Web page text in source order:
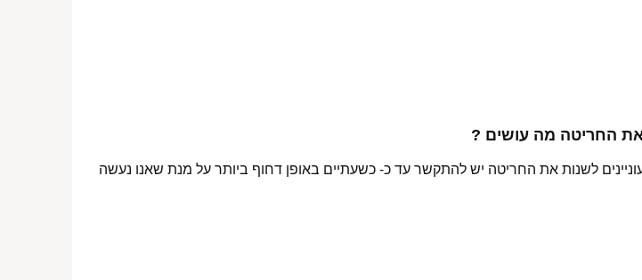
את החריטה מה עושים ?
לשנות את החריטה יש להתקשר עד כ- כשעתיים באופן דחוף ביותר על מנת שאנו נעשה